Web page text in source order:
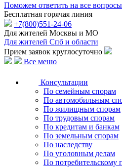
Поможем ответить на все вопросы
Бесплатная горячая линия
+7(800)551-24-06
Для жителей Москвы и МО
Для жителей Спб и области
Прием заявок круглосуточно
Все меню
Консультации
По семейным спорам
По автомобильным
По жилищным спорам
По трудовым спорам
По кредитам и банкам
По земельным спорам
По наследству
По уголовным делам
По потребительскому